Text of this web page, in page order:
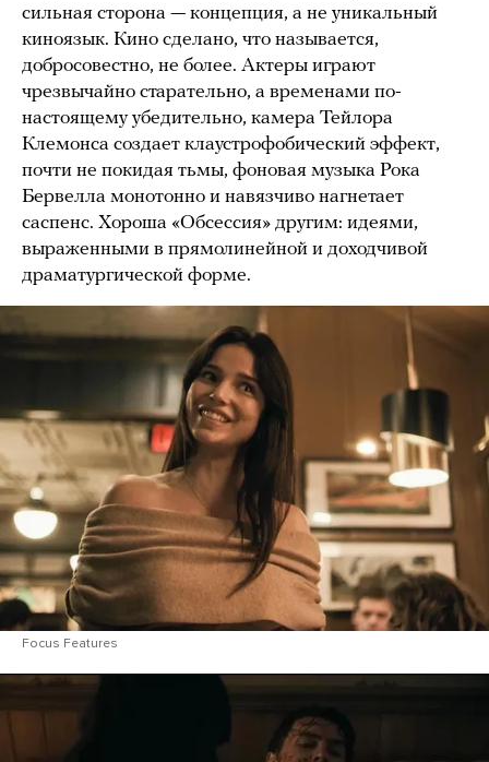
сильная сторона — концепция, а не уникальный
киноязык. Кино сделано, что называется,
добросовестно, не более. Актеры играют
чрезвычайно старательно, а временами по-
настоящему убедительно, камера Тейлора
Клемонса создает клаустрофобический эффект,
почти не покидая тьмы, фоновая музыка Рока
Бервелла монотонно и навязчиво нагнетает
саспенс. Хороша «Обсессия» другим: идеями,
выраженными в прямолинейной и доходчивой
драматургической форме.
Focus Features